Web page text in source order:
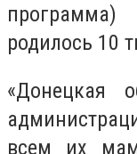
родилось 10
«Донецкая
всем их